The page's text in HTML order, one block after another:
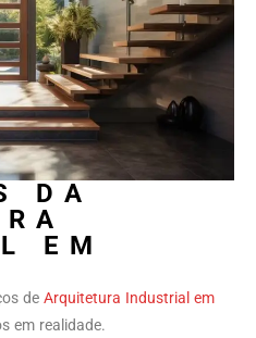
DA
EM
de Arquitetura Industrial em
em realidade.